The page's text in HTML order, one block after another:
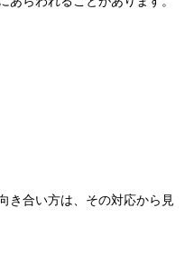
き合い方は、その対応から見